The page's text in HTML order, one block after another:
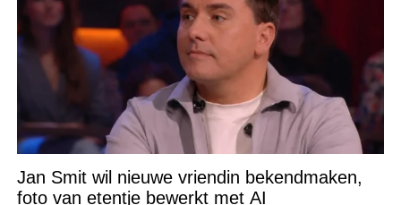
Jan Smit wil nieuwe vriendin bekendmaken,
foto van etentje bewerkt met AI